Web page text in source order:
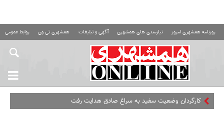
روزنامه همشهری امروز نیازمندی های همشهری آگهی و تبلیغات همشهری تی وی روابط عمومی